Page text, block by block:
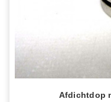
Afdichtdop